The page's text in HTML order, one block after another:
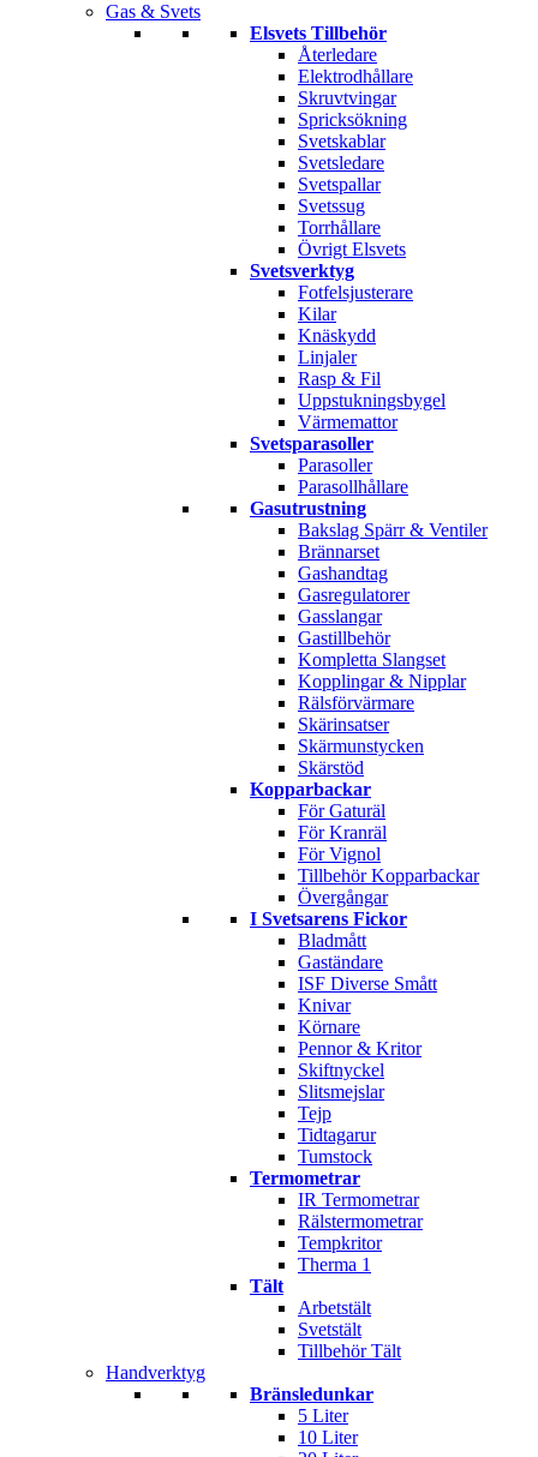
Gas & Svets
Elsvets Tillbehör
Återledare
Elektrodhållare
Skruvtvingar
Spricksökning
Svetskablar
Svetsledare
Svetspallar
Svetssug
Torrhållare
Övrigt Elsvets
Svetsverktyg
Fotfelsjusterare
Kilar
Knäskydd
Linjaler
Rasp & Fil
Uppstukningsbygel
Värmemattor
Svetsparasoller
Parasoller
Parasollhållare
Gasutrustning
Bakslag Spärr & Ventiler
Brännarset
Gashandtag
Gasregulatorer
Gasslangar
Gastillbehör
Kompletta Slangset
Kopplingar & Nipplar
Rälsförvärmare
Skärinsatser
Skärmunstycken
Skärstöd
Kopparbackar
För Gaturäl
För Kranräl
För Vignol
Tillbehör Kopparbackar
Övergångar
I Svetsarens Fickor
Bladmått
Gaständare
ISF Diverse Smått
Knivar
Körnare
Pennor & Kritor
Skiftnyckel
Slitsmejslar
Tejp
Tidtagarur
Tumstock
Termometrar
IR Termometrar
Rälstermometrar
Tempkritor
Therma 1
Tält
Arbetstält
Svetstält
Tillbehör Tält
Handverktyg
Bränsledunkar
5 Liter
10 Liter